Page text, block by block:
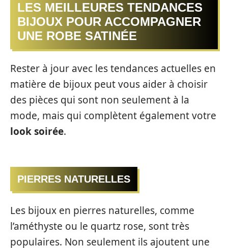
LES MEILLEURES TENDANCES
BIJOUX POUR ACCOMPAGNER
UNE ROBE SATINÉE
Rester à jour avec les tendances actuelles en
matière de bijoux peut vous aider à choisir
des pièces qui sont non seulement à la
mode, mais qui complètent également votre
look soirée.
PIERRES NATURELLES
Les bijoux en pierres naturelles, comme
l’améthyste ou le quartz rose, sont très
populaires. Non seulement ils ajoutent une